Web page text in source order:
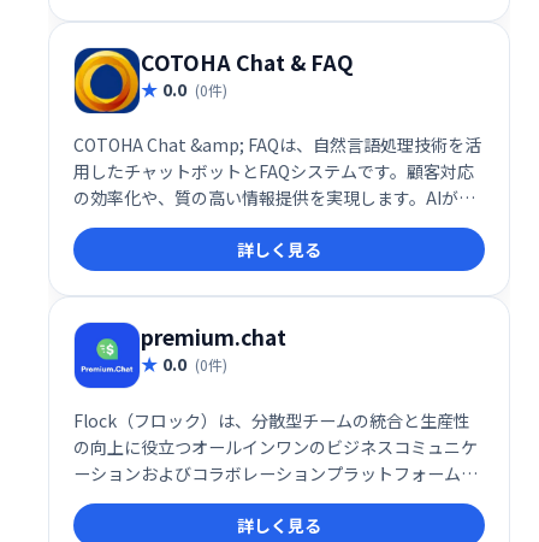
COTOHA Chat & FAQ
0.0 (0件)
COTOHA Chat &amp; FAQは、自然言語処理技術を活
用したチャットボットとFAQシステムです。顧客対応
の効率化や、質の高い情報提供を実現します。AIが顧
客の質問を理解し、的確な回答を提供することで、問
い合わせ対応の負担を軽減し、顧客満足度の向上に貢
献します。導入実績も豊富で、様々な業種・規模の企
業で活用されています。
詳しく見る
premium.chat
0.0 (0件)
Flock（フロック）は、分散型チームの統合と生産性
の向上に役立つオールインワンのビジネスコミュニケ
ーションおよびコラボレーションプラットフォームで
す。
詳しく見る